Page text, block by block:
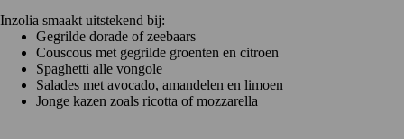
Inzolia smaakt uitstekend bij:
Gegrilde dorade of zeebaars
Couscous met gegrilde groenten en citroen
Spaghetti alle vongole
Salades met avocado, amandelen en limoen
Jonge kazen zoals ricotta of mozzarella